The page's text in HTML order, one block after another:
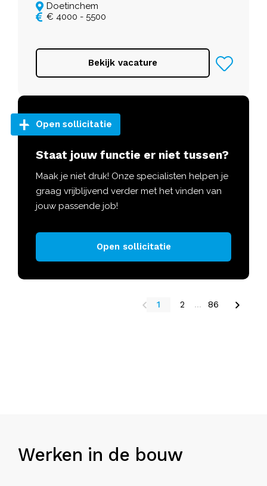
Doetinchem
€ 4000 - 5500
Bekijk vacature
Open sollicitatie
Staat jouw functie er niet tussen?
Maak je niet druk! Onze specialisten helpen je
graag vrijblijvend verder met het vinden van
jouw passende job!
Open sollicitatie
1 2 ... 86
Werken in de bouw